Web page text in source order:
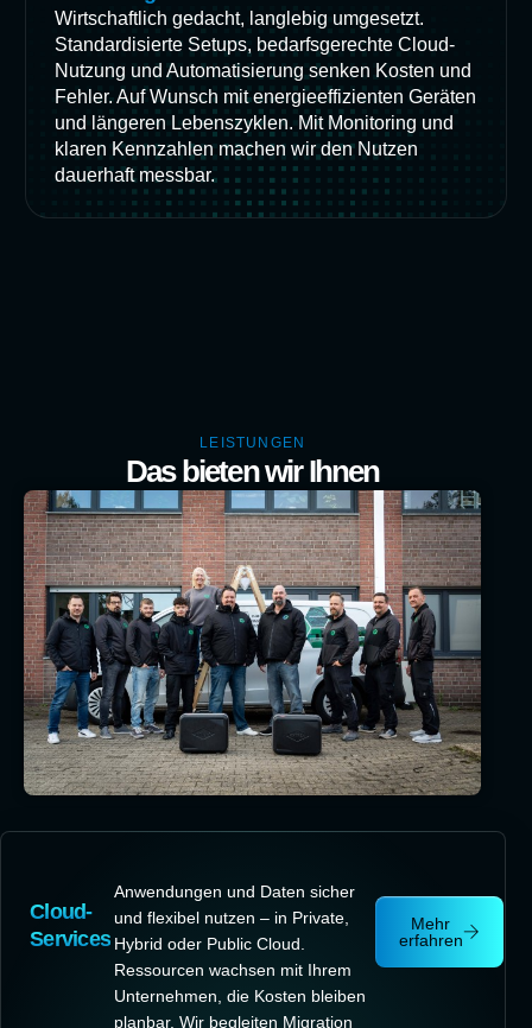
Wirtschaftlich gedacht, langlebig umgesetzt.
Standardisierte Setups, bedarfsgerechte Cloud-
Nutzung und Automatisierung senken Kosten und
Fehler. Auf Wunsch mit energieeffizienten Geräten
und längeren Lebenszyklen. Mit Monitoring und
klaren Kennzahlen machen wir den Nutzen
dauerhaft messbar.
LEISTUNGEN
Das bieten wir Ihnen
Cloud-
Services
Anwendungen und Daten sicher
und flexibel nutzen – in Private,
Hybrid oder Public Cloud.
Ressourcen wachsen mit Ihrem
Unternehmen, die Kosten bleiben
planbar. Wir begleiten Migration
Mehr
erfahren